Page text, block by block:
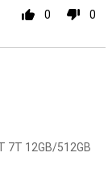
0 0
7T 12GB/512GB